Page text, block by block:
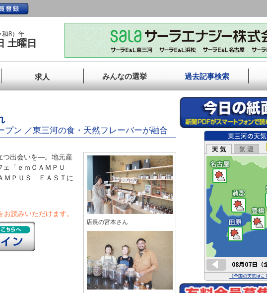
和8）年
土曜日
求人 みんなの選挙 過去記事検索
ン ／東三河の食・天然フレーバーが融合
つ出会いを―。地元産
「ｅｍＣＡＭＰＵ
ＭＰＵＳ ＥＡＳＴに
読みいただけます。
店長の宮本さん